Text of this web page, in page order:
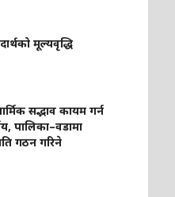
मूल्यवृद्धि
सद्भाव कायम गर्न
पालिका–वडामा
गठन गरिने